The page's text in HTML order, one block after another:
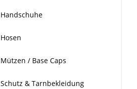
Handschuhe
Hosen
Mützen / Base Caps
Schutz & Tarnbekleidung